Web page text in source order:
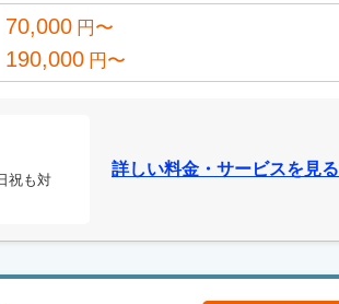
70,000 円〜
190,000 円〜
祝も対
詳しい料金・サービスを見る